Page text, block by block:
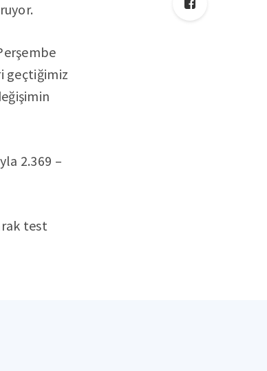
geçtiğimiz
2.369 –
test